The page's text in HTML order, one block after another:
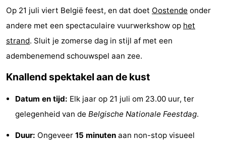
doen
Bezienswaardigheden
-
Uitkijkpunten
Attracties
Op 21 juli viert België feest, en dat doet Oostende onder
andere met een spectaculaire vuurwerkshow op het
strand. Sluit je zomerse dag in stijl af met een
adembenemend schouwspel aan zee.
Knallend spektakel aan de kust
Datum en tijd: Elk jaar op 21 juli om 23.00 uur, ter
gelegenheid van de Belgische Nationale Feestdag.
Duur: Ongeveer 15 minuten aan non-stop visueel